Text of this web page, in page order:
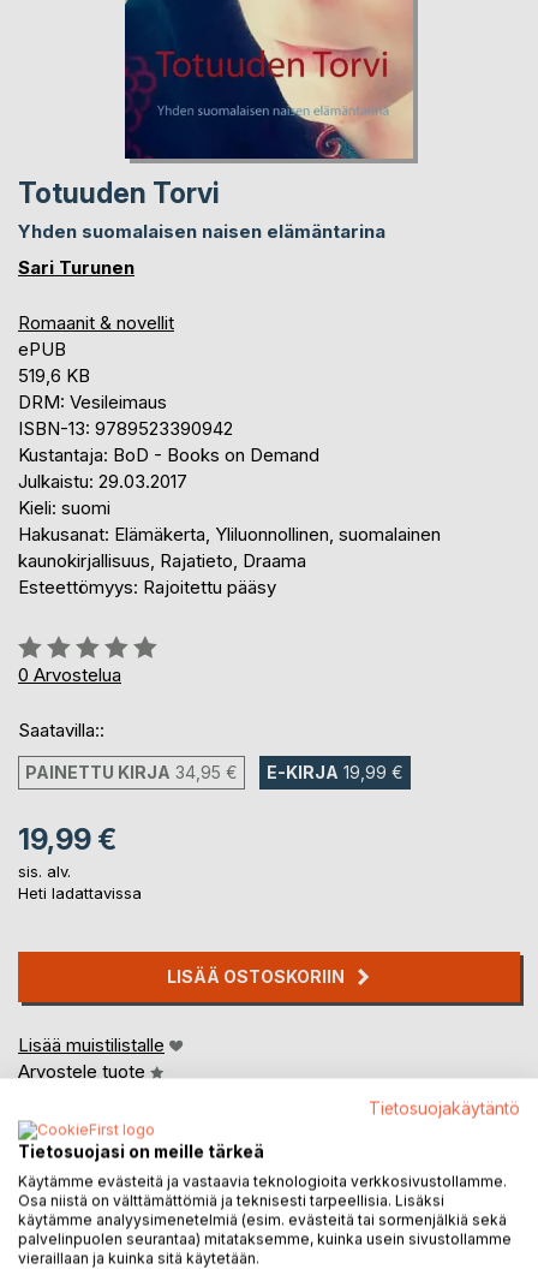
Totuuden Torvi
Yhden suomalaisen naisen elämäntarina
Sari Turunen
Romaanit & novellit
ePUB
519,6 KB
DRM: Vesileimaus
ISBN-13: 9789523390942
Kustantaja: BoD - Books on Demand
Julkaistu: 29.03.2017
Kieli: suomi
Hakusanat: Elämäkerta, Yliluonnollinen, suomalainen
kaunokirjallisuus, Rajatieto, Draama
Esteettömyys: Rajoitettu pääsy
Arvostelu::
0%
0 Arvostelua
Saatavilla::
PAINETTU KIRJA 34,95 € E-KIRJA 19,99 €
19,99 €
sis. alv.
Heti ladattavissa
LISÄÄ OSTOSKORIIN
Lisää muistilistalle
Arvostele tuote
KUVAUS
Tietosuojakäytäntö
Tietosuojasi on meille tärkeä
Käytämme evästeitä ja vastaavia teknologioita verkkosivustollamme.
Osa niistä on välttämättömiä ja teknisesti tarpeellisia. Lisäksi
käytämme analyysimenetelmiä (esim. evästeitä tai sormenjälkiä sekä
palvelinpuolen seurantaa) mitataksemme, kuinka usein sivustollamme
vieraillaan ja kuinka sitä käytetään.